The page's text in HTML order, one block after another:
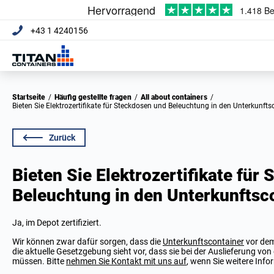
+43 1 4240156
Startseite / Häufig gestellte fragen / All about containers /
Bieten Sie Elektrozertifikate für Steckdosen und Beleuchtung in den
Zurück
Bieten Sie Elektrozertifikate für
Beleuchtung in den
Ja, im Depot zertifiziert.
Wir können zwar dafür sorgen, dass die Unterkunftscontainervor
die aktuelle Gesetzgebung sieht vor, dass sie bei der Auslieferung
müssen. Bitte nehmen Sie Kontakt mit uns auf, wenn Sie weitere